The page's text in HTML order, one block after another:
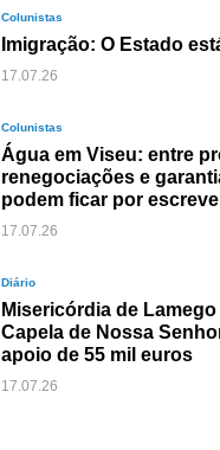
Colunistas
Imigração: O Estado
17.07.26
Colunistas
Água em Viseu: entre
renegociações e
podem ficar por
17.07.26
Diário
Misericórdia de
Capela de Nossa
apoio de 55 mil euros
17.07.26